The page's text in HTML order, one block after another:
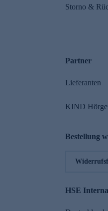
Storno &
Partner
Lieferanten
KIND
Bestellung
HSE